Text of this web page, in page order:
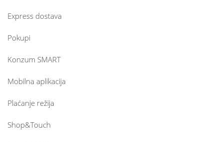
Express dostava
Pokupi
Konzum SMART
Mobilna aplikacija
Plaćanje režija
Shop&Touch